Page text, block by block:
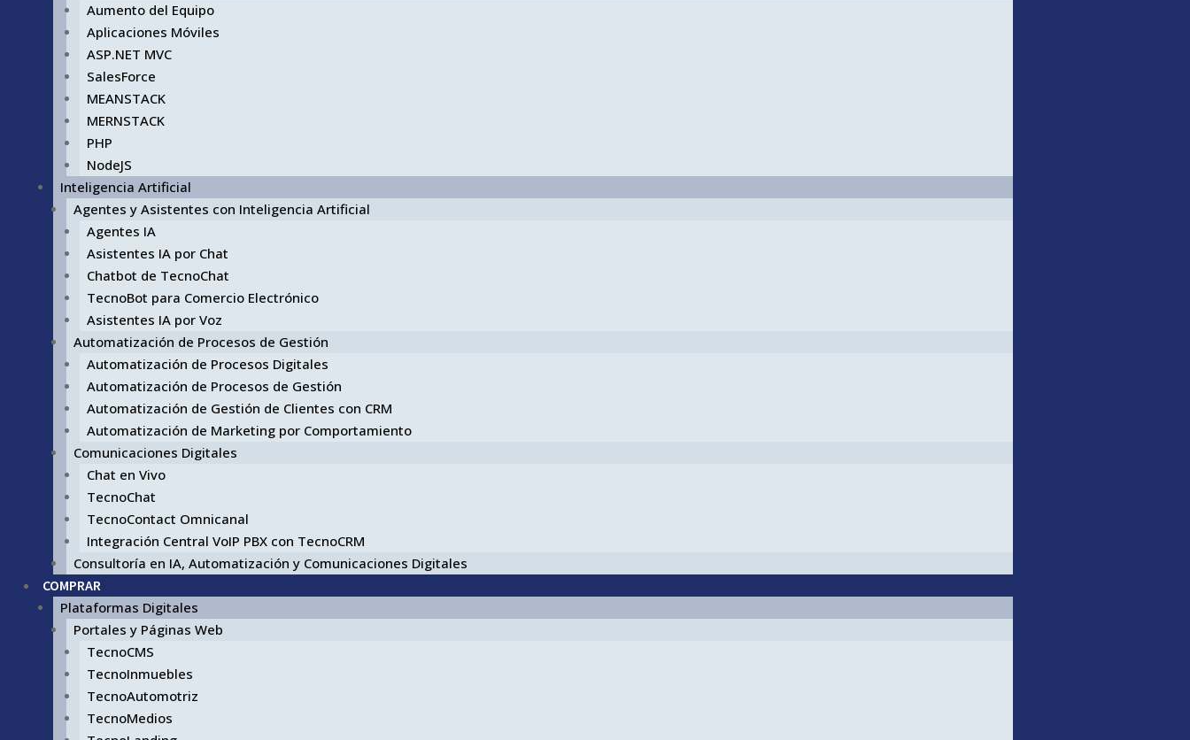
Aumento del Equipo
Aplicaciones Móviles
ASP.NET MVC
SalesForce
MEANSTACK
MERNSTACK
PHP
NodeJS
Inteligencia Artificial
Agentes y Asistentes con Inteligencia Artificial
Agentes IA
Asistentes IA por Chat
Chatbot de TecnoChat
TecnoBot para Comercio Electrónico
Asistentes IA por Voz
Automatización de Procesos de Gestión
Automatización de Procesos Digitales
Automatización de Procesos de Gestión
Automatización de Gestión de Clientes con CRM
Automatización de Marketing por Comportamiento
Comunicaciones Digitales
Chat en Vivo
TecnoChat
TecnoContact Omnicanal
Integración Central VoIP PBX con TecnoCRM
Consultoría en IA, Automatización y Comunicaciones Digitales
COMPRAR
Plataformas Digitales
Portales y Páginas Web
TecnoCMS
TecnoInmuebles
TecnoAutomotriz
TecnoMedios